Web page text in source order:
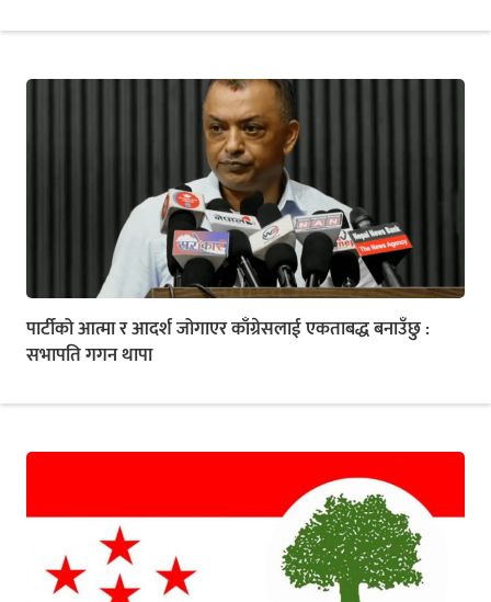
पार्टीको आत्मा र आदर्श जोगाएर काँग्रेसलाई एकताबद्ध बनाउँछु :
सभापति गगन थापा